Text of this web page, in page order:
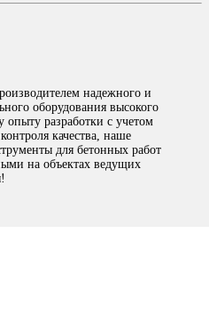
надежного и
оборудования высокого
опыту разработки с учетом
качества, наше
для бетонных работ
на объектах ведущих